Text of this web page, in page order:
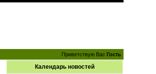
Приветствую Вас Гость
Календарь новостей